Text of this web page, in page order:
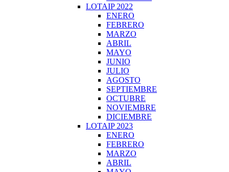
LOTAIP 2022
ENERO
FEBRERO
MARZO
ABRIL
MAYO
JUNIO
JULIO
AGOSTO
SEPTIEMBRE
OCTUBRE
NOVIEMBRE
DICIEMBRE
LOTAIP 2023
ENERO
FEBRERO
MARZO
ABRIL